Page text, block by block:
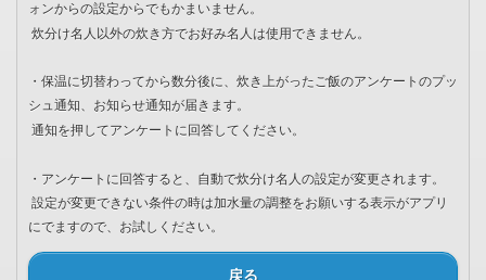
ォンからの設定からでもかまいません。
炊分け名人以外の炊き方でお好み名人は使用できません。
・保温に切替わってから数分後に、炊き上がったご飯のアンケートのプッ
シュ通知、お知らせ通知が届きます。
通知を押してアンケートに回答してください。
・アンケートに回答すると、自動で炊分け名人の設定が変更されます。
設定が変更できない条件の時は加水量の調整をお願いする表示がアプリ
にでますので、お試しください。
戻る